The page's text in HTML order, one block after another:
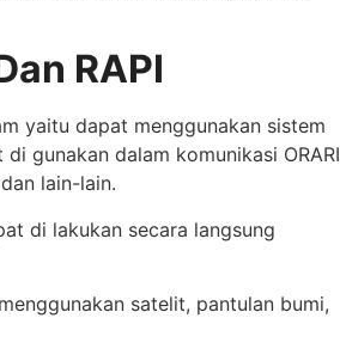
RAPI
yaitu dapat menggunakan sistem
gunakan dalam komunikasi ORARI
dan lain-lain.
di lakukan secara langsung
satelit, pantulan bumi,